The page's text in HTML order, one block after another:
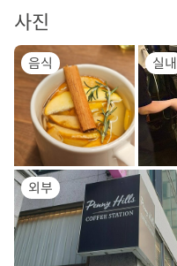
사진
음식 실내
외부